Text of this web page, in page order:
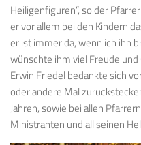
Heiligenfiguren“, so der
er vor allem bei den Kindern
er ist immer da, wenn ich ihn
wünschte ihm viel Freude und
Erwin Friedel bedankte sich
oder andere Mal
Jahren, sowie bei allen
Ministranten und all seinen